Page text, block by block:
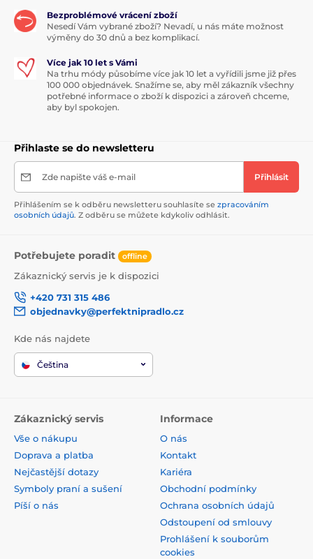
Bezproblémové vrácení zboží
Nesedí Vám vybrané zboží? Nevadí, u nás máte možnost
výměny do 30 dnů a bez komplikací.
Více jak 10 let s Vámi
Na trhu módy působíme více jak 10 let a vyřídili jsme již přes
100 000 objednávek. Snažíme se, aby měl zákazník všechny
potřebné informace o zboží k dispozici a zároveň chceme,
aby byl spokojen.
Přihlaste se do newsletteru
Zde napište váš e-mail Přihlásit
Přihlášením se k odběru newsletteru souhlasíte se zpracováním
osobních údajů. Z odběru se můžete kdykoliv odhlásit.
Potřebujete poradit offline
Zákaznický servis je k dispozici
+420 731 315 486
objednavky@perfektnipradlo.cz
Kde nás najdete
Čeština
Zákaznický servis
Vše o nákupu
Doprava a platba
Nejčastější dotazy
Symboly praní a sušení
Píší o nás
Informace
O nás
Kontakt
Kariéra
Obchodní podmínky
Ochrana osobních údajů
Odstoupení od smlouvy
Prohlášení k souborům
cookies